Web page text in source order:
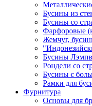
Бусины из
Бусины со
Фарфоровые
Жемчуг,
Бусины
Рондели со
Бусины с
Рамки для
Фурнитура
Основы для